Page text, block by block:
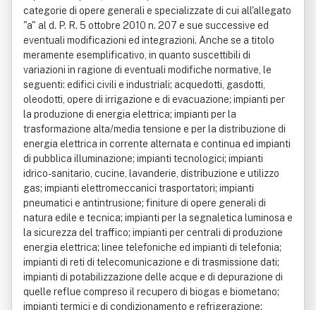
categorie di opere generali e specializzate di cui all'allegato
"a" al d. P. R. 5 ottobre 2010 n. 207 e sue successive ed
eventuali modificazioni ed integrazioni. Anche se a titolo
meramente esemplificativo, in quanto suscettibili di
variazioni in ragione di eventuali modifiche normative, le
seguenti: edifici civili e industriali; acquedotti, gasdotti,
oleodotti, opere di irrigazione e di evacuazione; impianti per
la produzione di energia elettrica; impianti per la
trasformazione alta/media tensione e per la distribuzione di
energia elettrica in corrente alternata e continua ed impianti
di pubblica illuminazione; impianti tecnologici; impianti
idrico-sanitario, cucine, lavanderie, distribuzione e utilizzo
gas; impianti elettromeccanici trasportatori; impianti
pneumatici e antintrusione; finiture di opere generali di
natura edile e tecnica; impianti per la segnaletica luminosa e
la sicurezza del traffico; impianti per centrali di produzione
energia elettrica; linee telefoniche ed impianti di telefonia;
impianti di reti di telecomunicazione e di trasmissione dati;
impianti di potabilizzazione delle acque e di depurazione di
quelle reflue compreso il recupero di biogas e biometano;
impianti termici e di condizionamento e refrigerazione;